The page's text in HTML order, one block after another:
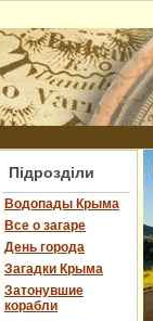
Підрозділи
Водопады Крыма
Все о загаре
День города
Загадки Крыма
Затонувшие
корабли